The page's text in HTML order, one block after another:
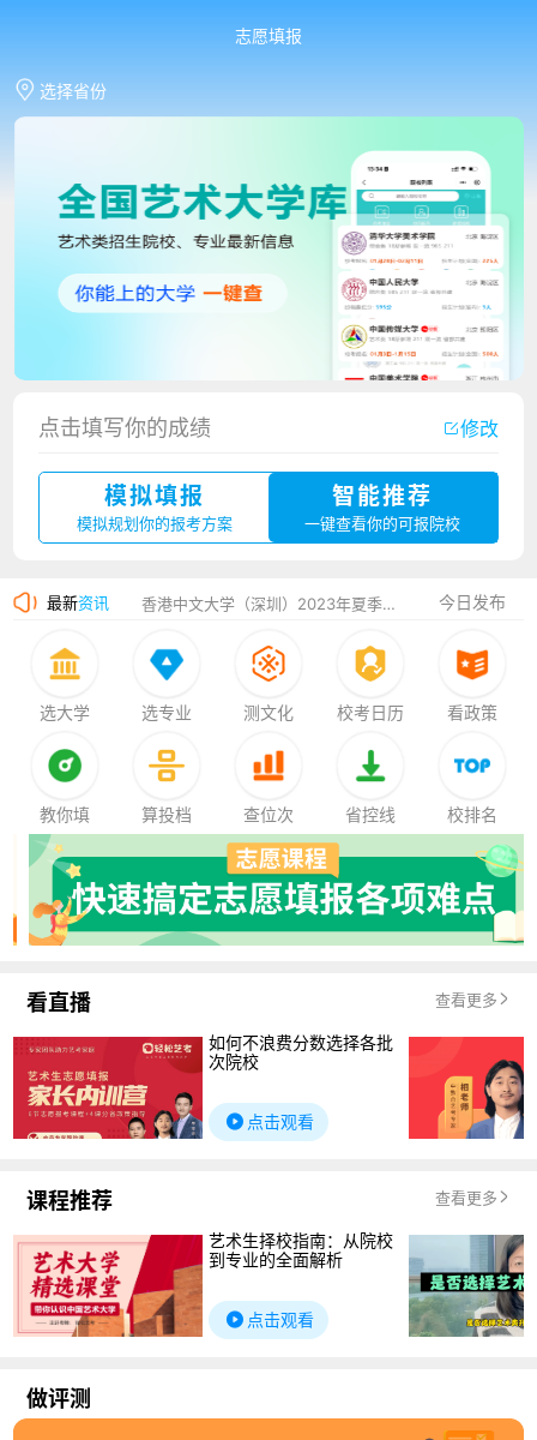
志愿填报
选择省份
点击填写你的成绩 修改
模拟填报
模拟规划你的报考方案
智能推荐
一键查看你的可报院校
最新资讯
广州华立科技职业学院2023年夏季高考招生简章
香港中文大学（深圳）2023年夏季高考招生简章
厦门大学嘉庚学院2023年艺术类招生简章
今日发布
选大学 选专业 测文化 校考日历 看政策
教你填 算投档 查位次 省控线 校排名
看直播 查看更多
如何不浪费分数选择各批
次院校
点击观看
课程推荐 查看更多
艺术生择校指南：从院校
到专业的全面解析
点击观看
做评测